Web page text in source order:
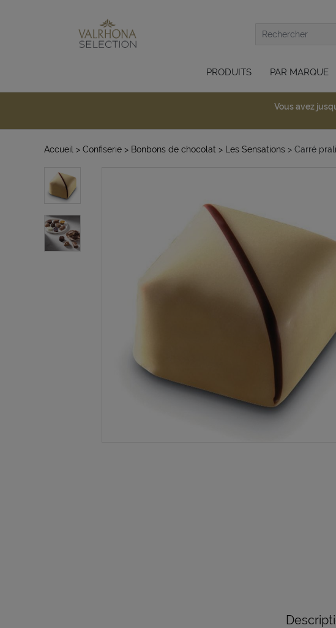
PRODUITS PAR MARQUE
Vous avez
Accueil > Confiserie > Bonbons de chocolat > Les Sensations > Carré